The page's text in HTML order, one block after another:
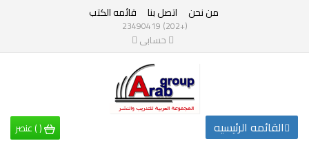
من نحن اتصل بنا قائمه الكتب
(+202) 23490419
حسابى
)عنصر القائمه الرئيسيه
التصنيفات